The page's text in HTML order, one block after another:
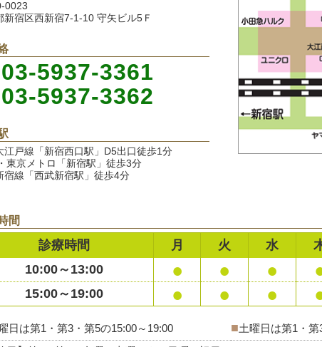
0023
新宿区西新宿7-1-10 守矢ビル5Ｆ
03-5937-3361
03-5937-3362
江戸線「新宿西口駅」D5出口徒歩1分
東京メトロ「新宿駅」徒歩3分
宿線「西武新宿駅」徒歩4分
間
日は第1・第3・第5の15:00～19:00 ■土曜日は第1・
診療時間 月 火 水
10:00～13:00
● ● ●
15:00～19:00 ● ● ●